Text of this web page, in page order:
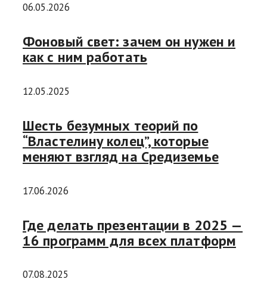
06.05.2026
Фоновый свет: зачем он нужен и
как с ним работать
12.05.2025
Шесть безумных теорий по
“Властелину колец”, которые
меняют взгляд на Средиземье
17.06.2026
Где делать презентации в 2025 —
16 программ для всех платформ
07.08.2025